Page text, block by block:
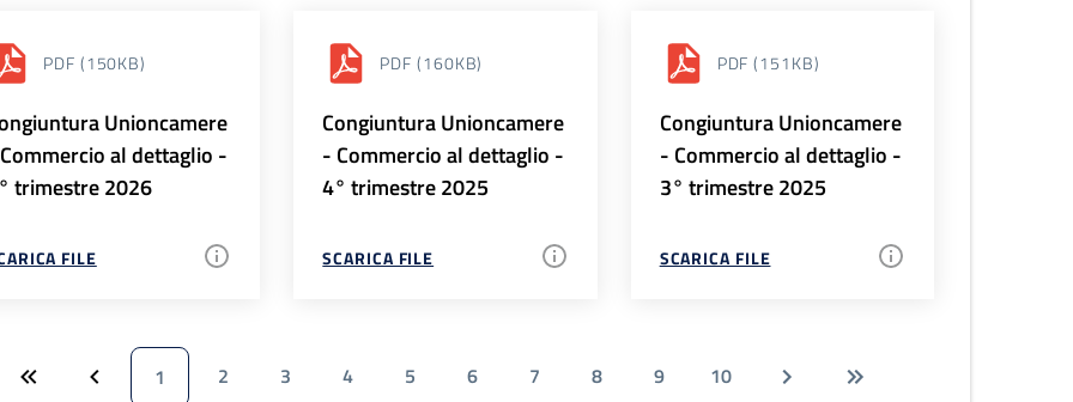
PDF (150KB)
Unioncamere
al dettaglio -
trimestre 2026
FILE
PDF (160KB)
Congiuntura Unioncamere
- Commercio al dettaglio -
4° trimestre 2025
SCARICA FILE
PDF (151KB)
Congiuntura Unioncamere
- Commercio al dettaglio -
3° trimestre 2025
SCARICA FILE
1 2 3 4 5 6 7 8 9 10